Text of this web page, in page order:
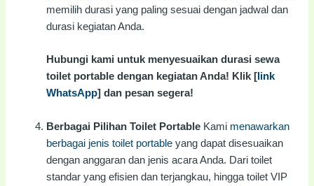
memilih durasi yang paling sesuai dengan jadwal dan
durasi kegiatan Anda.
Hubungi kami untuk menyesuaikan durasi sewa
toilet portable dengan kegiatan Anda! Klik [ link
WhatsApp] dan pesan segera!
Berbagai Pilihan Toilet Portable Kami menawarkan
berbagai jenis toilet portable yang dapat disesuaikan
dengan anggaran dan jenis acara Anda. Dari toilet
standar yang efisien dan terjangkau, hingga toilet VIP